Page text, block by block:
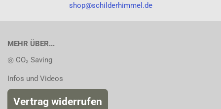
shop@schilderhimmel.de
MEHR ÜBER...
◎ CO₂ Saving
Infos und Videos
Vertrag widerrufen